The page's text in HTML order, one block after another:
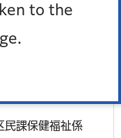
to the
民課保健福祉係